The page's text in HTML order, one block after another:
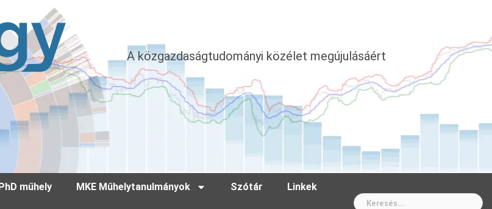
A közgazdaságtudományi közélet megújulásáért
műhely MKE Műhelytanulmányok Szótár Linkek